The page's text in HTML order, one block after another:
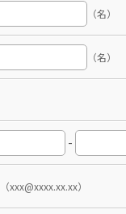
（名）
（名）
-
（xxx@xxxx.xx.xx）